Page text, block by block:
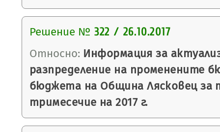
Решение № 322 / 26.10.2017
Относно: Информация за
разпределение на променените
бюджета на Община Лясковец
тримесечие на 2017 г.